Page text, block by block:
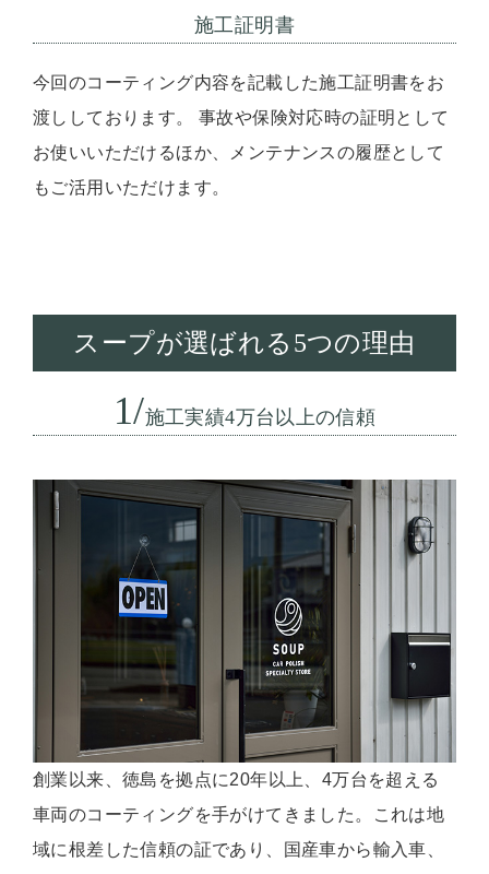
施工証明書
今回のコーティング内容を記載した施工証明書をお
渡ししております。 事故や保険対応時の証明として
お使いいただけるほか、メンテナンスの履歴として
もご活用いただけます。
スープが選ばれる5つの理由
1/施工実績4万台以上の信頼
創業以来、徳島を拠点に20年以上、4万台を超える
車両のコーティングを手がけてきました。これは地
域に根差した信頼の証であり、国産車から輸入車、